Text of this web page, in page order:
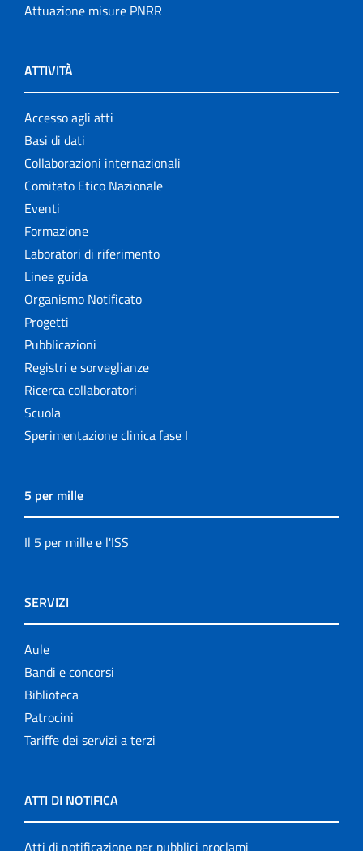
Attuazione misure PNRR
ATTIVITÀ
Accesso agli atti
Basi di dati
Collaborazioni internazionali
Comitato Etico Nazionale
Eventi
Formazione
Laboratori di riferimento
Linee guida
Organismo Notificato
Progetti
Pubblicazioni
Registri e sorveglianze
Ricerca collaboratori
Scuola
Sperimentazione clinica fase I
5 per mille
Il 5 per mille e l'ISS
SERVIZI
Aule
Bandi e concorsi
Biblioteca
Patrocini
Tariffe dei servizi a terzi
ATTI DI NOTIFICA
Atti di notificazione per pubblici proclami